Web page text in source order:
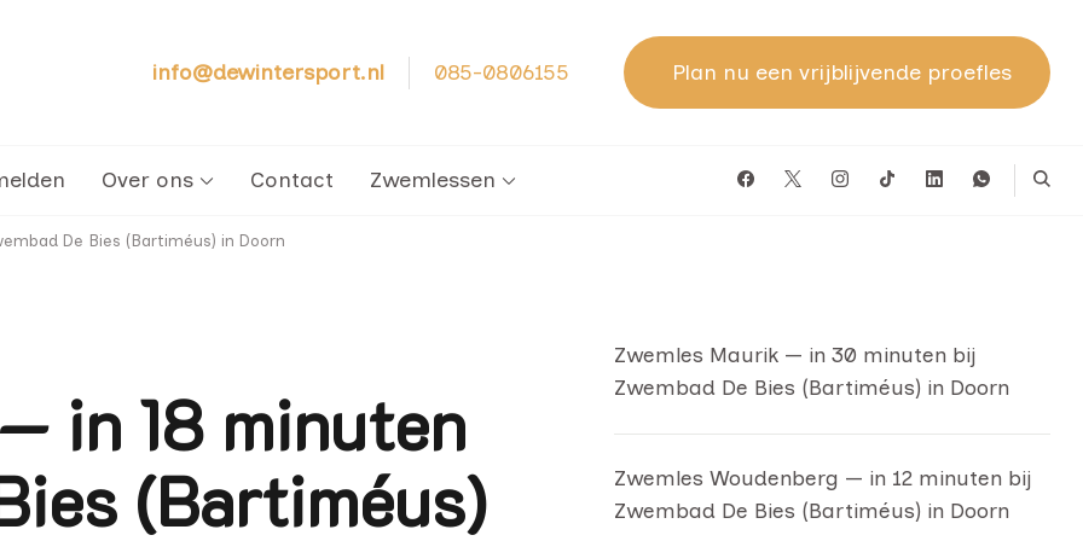
info@dewintersport.nl 085-0806155 Plan nu een vrijblijvende proefles
Over ons Contact Zwemlessen
De Bies (Bartiméus) in Doorn
in 18 minuten
(Bartiméus)
Zwemles Maurik — in 30 minuten bij
Zwembad De Bies (Bartiméus) in Doorn
Zwemles Woudenberg — in 12 minuten bij
Zwembad De Bies (Bartiméus) in Doorn